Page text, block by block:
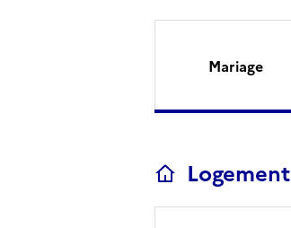
Mariage
Logement